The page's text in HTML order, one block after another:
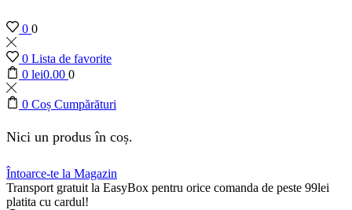
0 0
0 Lista de favorite
0 lei0.00 0
0 Coș Cumpărături
Nici un produs în coș.
Întoarce-te la Magazin
Transport gratuit la EasyBox pentru orice comanda de peste 99lei
platita cu cardul!